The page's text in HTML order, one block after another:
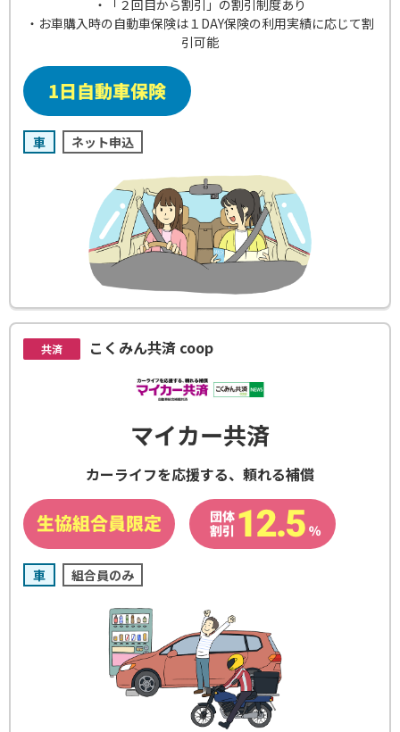
・「２回目から割引」の割引制度あり
・お車購入時の自動車保険は１DAY保険の利用実績に応じて割
引可能
車 ネット申込
共済 こくみん共済 coop
マイカー共済
カーライフを応援する、頼れる補償
車 組合員のみ